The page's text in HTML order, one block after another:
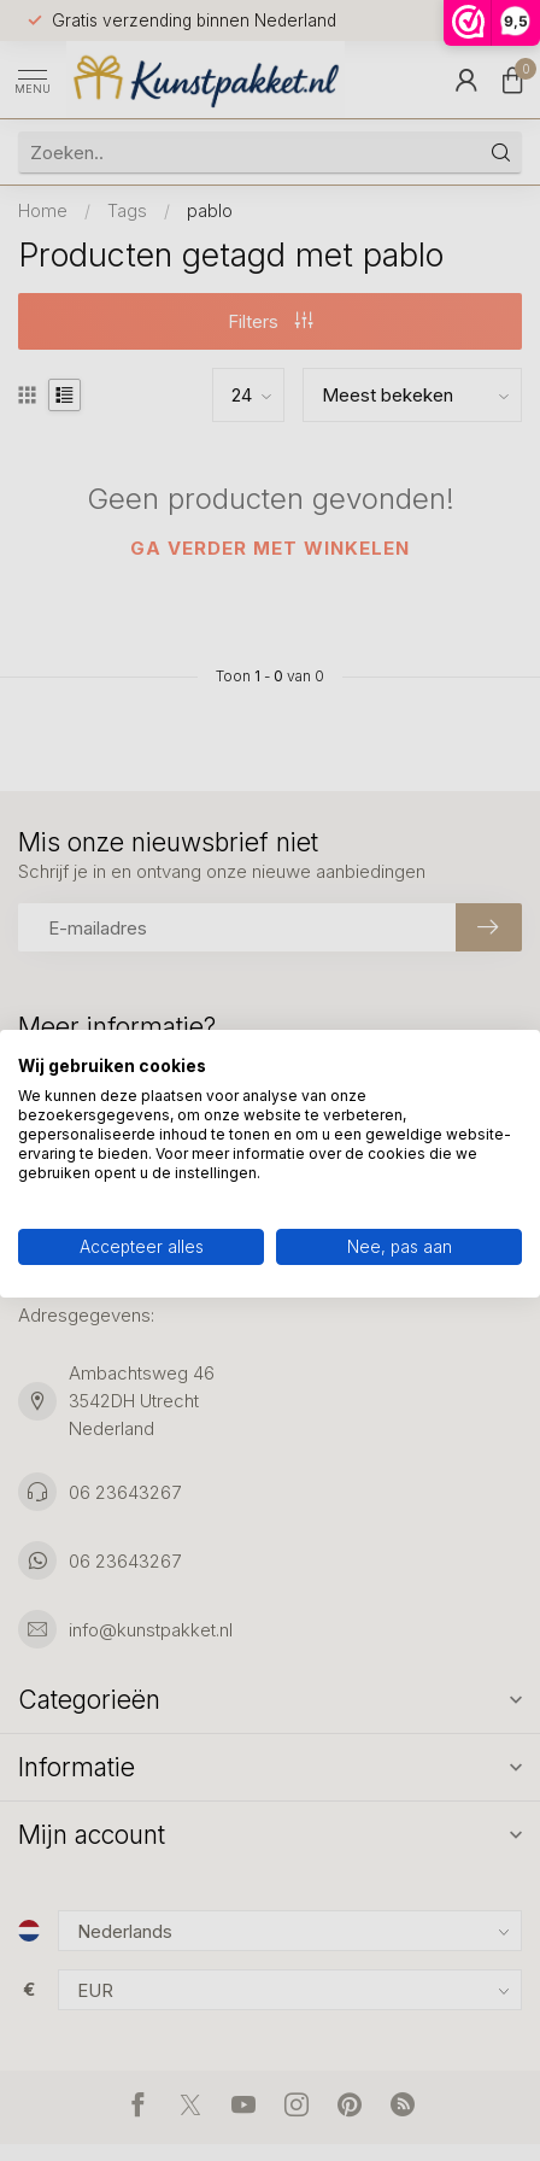
9,5
Gratis verzending binnen Nederland
Voor
huis
9.5
MENU
0
Home / Tags / pablo
Producten getagd met pablo
Filters
Geen producten gevonden!
GA VERDER MET WINKELEN
Toon 1 - 0 van 0
Meer informatie?
We helpen graag met uw keuze of geven advies, bel of app
ons 7 dagen per week: 06-23643267
Klantenservice
Mis onze nieuwsbrief niet
Schrijf je in en ontvang onze nieuwe aanbiedingen
Adresgegevens:
Ambachtsweg 46
3542DH Utrecht
Nederland
06 23643267
06 23643267
info@kunstpakket.nl
Categorieën
Informatie
Mijn account
€
Wij gebruiken cookies
We kunnen deze plaatsen voor analyse van onze
bezoekersgegevens, om onze website te verbeteren,
gepersonaliseerde inhoud te tonen en om u een geweldige website-
ervaring te bieden. Voor meer informatie over de cookies die we
gebruiken opent u de instellingen.
Accepteer alles Nee, pas aan